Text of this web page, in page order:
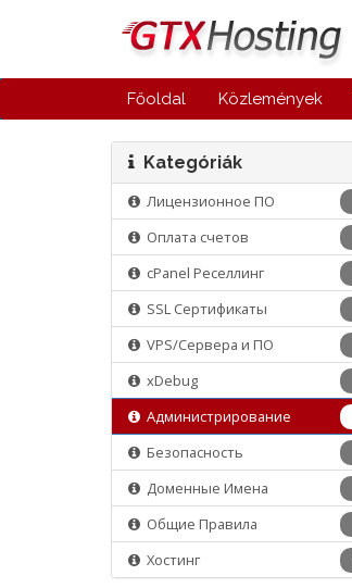
Főoldal Közlemények
Kategóriák
Лицензионное ПО
Оплата счетов
cPanel Реселлинг
SSL Сертификаты
VPS/Cервера и ПО
xDebug
Администрирование
Безопасность
Доменные Имена
Общие Правила
Хостинг